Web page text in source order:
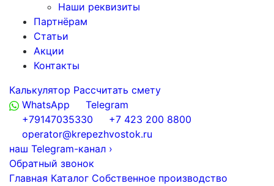
Наши реквизиты
Партнёрам
Статьи
Акции
Контакты
Калькулятор Рассчитать смету
WhatsApp
Telegram
+79147035330
+7 423 200 8800
operator@krepezhvostok.ru
наш Telegram-канал ›
Обратный звонок
Главная Каталог Собственное производство